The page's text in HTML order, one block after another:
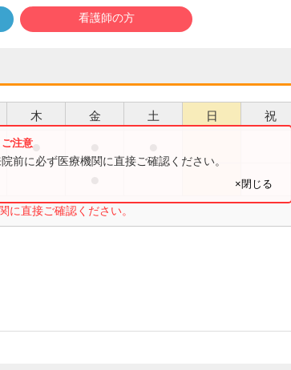
看護師の方
木 金 土 日 祝
●
に直接ご確認ください。
前に必ず医療機関に直接ご確認ください。
×閉じる